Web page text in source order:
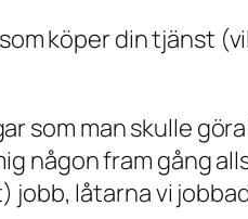
köper din tjänst
som man skulle
någon fram gång
låtarna vi